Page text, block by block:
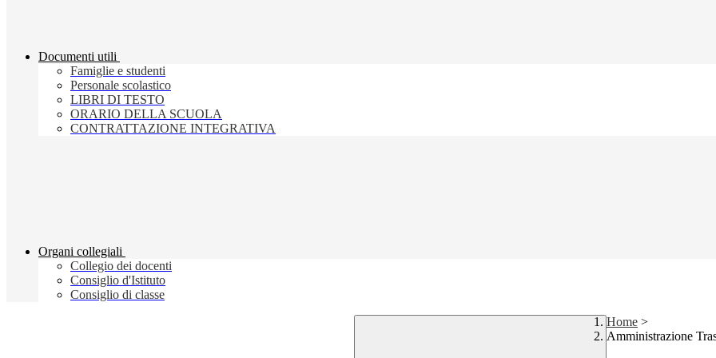
Documenti utili
Famiglie e studenti
Personale scolastico
LIBRI DI TESTO
ORARIO DELLA SCUOLA
CONTRATTAZIONE INTEGRATIVA
Organi collegiali
Collegio dei docenti
Consiglio d'Istituto
Consiglio di classe
Home >
Amministrazione